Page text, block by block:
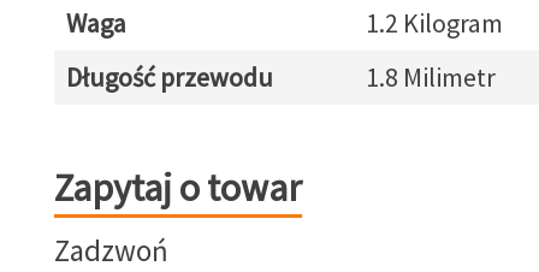
Waga
1.2 Kilogram
Długość przewodu
1.8 Milimetr
Zapytaj o towar
Zapytaj o towar
Zadzwoń